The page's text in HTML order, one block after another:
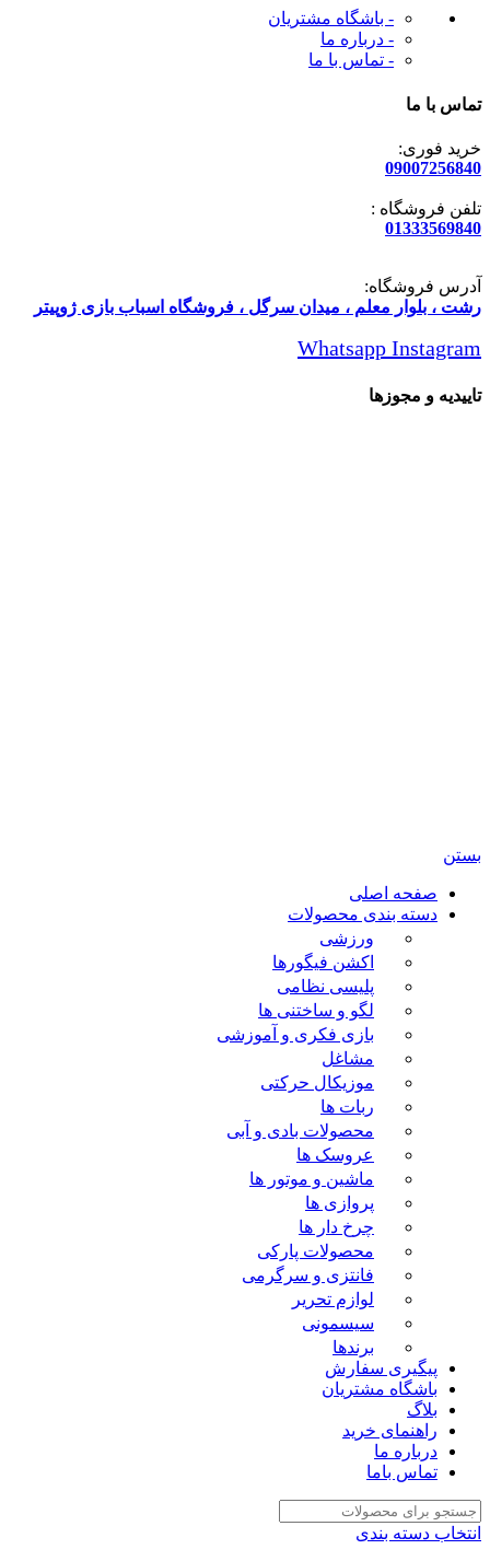
- باشگاه مشتریان
- درباره ما
- تماس با ما
تماس با ما
خرید فوری:
09007256840
تلفن فروشگاه :
01333569840
آدرس فروشگاه:
رشت ، بلوار معلم ، میدان سرگل ، فروشگاه اسباب بازی ژوپیتر
Whatsapp Instagram
تاییدیه و مجوزها
بستن
صفحه اصلی
دسته بندی محصولات
ورزشی
اکشن فیگورها
پلیسی نظامی
لگو و ساختنی ها
بازی فکری و آموزشی
مشاغل
موزیکال حرکتی
ربات ها
محصولات بادی و آبی
عروسک ها
ماشین و موتور ها
پروازی ها
چرخ دار ها
محصولات پارکی
فانتزی و سرگرمی
لوازم تحریر
سیسمونی
برندها
پیگیری سفارش
باشگاه مشتریان
بلاگ
راهنمای خرید
درباره ما
تماس باما
انتخاب دسته بندی